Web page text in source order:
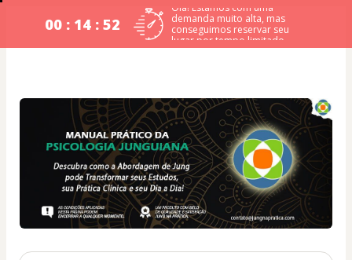
00 : 14 : 51
Olá! Estamos com uma
demanda muito alta, mas
conseguimos reservar seu
lugar por tempo limitado.